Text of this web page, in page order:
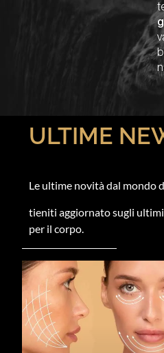
ULTIME
Le ultime novità dal mondo
tieniti aggiornato sugli
per il corpo.